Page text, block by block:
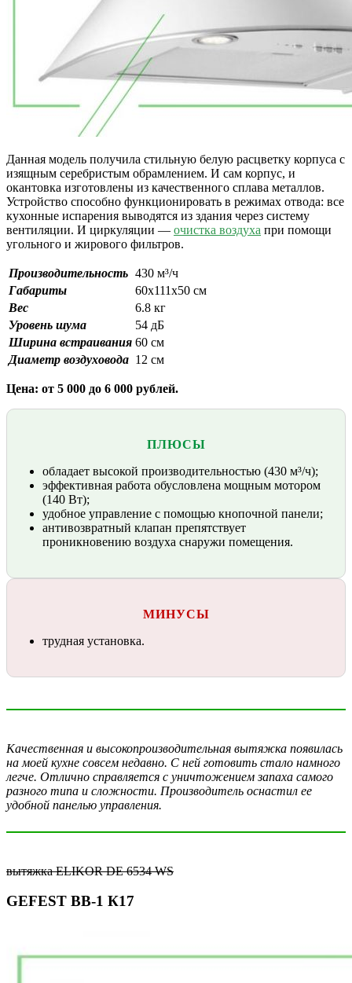
Данная модель получила стильную белую расцветку корпуса с
изящным серебристым обрамлением. И сам корпус, и
окантовка изготовлены из качественного сплава металлов.
Устройство способно функционировать в режимах отвода: все
кухонные испарения выводятся из здания через систему
вентиляции. И циркуляции — очистка воздуха при помощи
угольного и жирового фильтров.
Производительность 430 м³/ч
Габариты
60х111х50 см
Вес
6.8 кг
Уровень шума
54 дБ
Ширина встраивания 60 см
Диаметр воздуховода 12 см
Цена: от 5 000 до 6 000 рублей.
ПЛЮСЫ
обладает высокой производительностью (430 м³/ч);
эффективная работа обусловлена мощным мотором
(140 Вт);
удобное управление с помощью кнопочной панели;
антивозвратный клапан препятствует
проникновению воздуха снаружи помещения.
МИНУСЫ
трудная установка.
Качественная и высокопроизводительная вытяжка появилась
на моей кухне совсем недавно. С ней готовить стало намного
легче. Отлично справляется с уничтожением запаха самого
разного типа и сложности. Производитель оснастил ее
удобной панелью управления.
вытяжка ELIKOR DE 6534 WS
GEFEST ВВ-1 К17